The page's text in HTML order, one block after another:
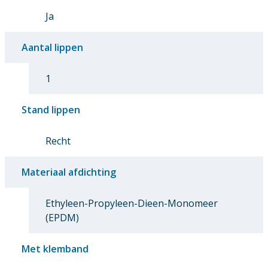
Ja
Aantal lippen
1
Stand lippen
Recht
Materiaal afdichting
Ethyleen-Propyleen-Dieen-Monomeer
(EPDM)
Met klemband